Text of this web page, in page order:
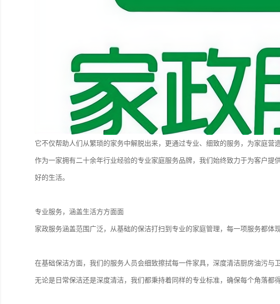
它不仅帮助人们从繁琐的家务中解脱出来，更通过专业、细致的服务，为家庭营
作为一家拥有二十余年行业经验的专业家庭服务品牌，我们始终致力于为客户提
好的生活。
专业服务，涵盖生活方方面面
家政服务涵盖范围广泛，从基础的保洁打扫到专业的家庭管理，每一项服务都体
在基础保洁方面，我们的服务人员会细致擦拭每一件家具，深度清洁厨房油污与
无论是日常保洁还是深度清洁，我们都秉持着同样的专业标准，确保每个角落都